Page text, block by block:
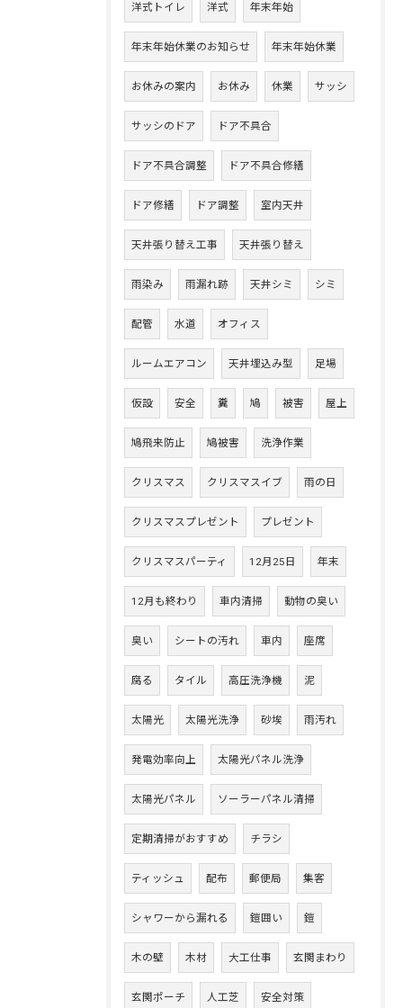
洋式トイレ 洋式 年末年始
年末年始休業のお知らせ 年末年始休業
お休みの案内 お休み 休業 サッシ
サッシのドア ドア不具合
ドア不具合調整 ドア不具合修繕
ドア修繕 ドア調整 室内天井
天井張り替え工事 天井張り替え
雨染み 雨漏れ跡 天井シミ シミ
配管 水道 オフィス
ルームエアコン 天井埋込み型 足場
仮設 安全 糞 鳩 被害 屋上
鳩飛来防止 鳩被害 洗浄作業
クリスマス クリスマスイブ 雨の日
クリスマスプレゼント プレゼント
クリスマスパーティ 12月25日 年末
12月も終わり 車内清掃 動物の臭い
臭い シートの汚れ 車内 座席
腐る タイル 高圧洗浄機 泥
太陽光 太陽光洗浄 砂埃 雨汚れ
発電効率向上 太陽光パネル洗浄
太陽光パネル ソーラーパネル清掃
定期清掃がおすすめ チラシ
ティッシュ 配布 郵便局 集客
シャワーから漏れる 鎧囲い 鎧
木の壁 木材 大工仕事 玄関まわり
玄関ポーチ 人工芝 安全対策